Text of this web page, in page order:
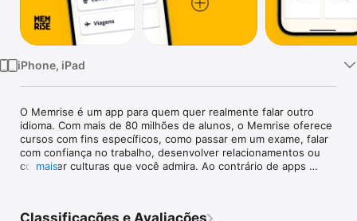
iPhone, iPad
O Memrise é um app para quem quer realmente falar outro
idioma. Com mais de 80 milhões de alunos, o Memrise oferece
cursos com fins específicos, como passar em um exame, falar
com confiança no trabalho, desenvolver relacionamentos ou
conhecer culturas que você admira. Ao contrário de apps
mais
Classificações e Avaliações